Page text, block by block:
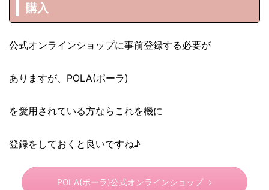
購入
公式オンラインショップに事前登録する必要が
ありますが、POLA(ポーラ)
を愛用されている方ならこれを機に
登録をしておくと良いですね♪
POLA(ポーラ)公式オンラインショップ